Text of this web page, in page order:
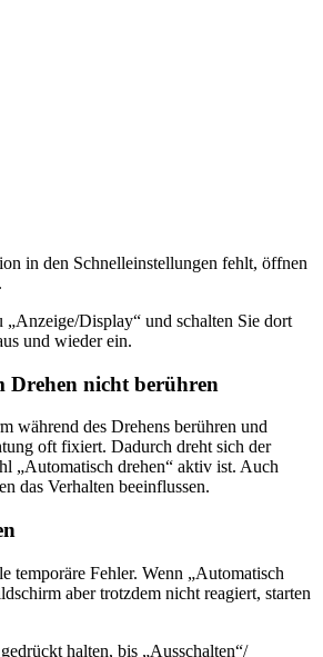
in den Schnelleinstellungen fehlt, öffnen
„Anzeige/Display“ und schalten Sie dort
und wieder ein.
Drehen nicht berühren
während des Drehens berühren und
oft fixiert. Dadurch dreht sich der
„Automatisch drehen“ aktiv ist. Auch
das Verhalten beeinflussen.
temporäre Fehler. Wenn „Automatisch
aber trotzdem nicht reagiert, starten
halten, bis „Ausschalten“/